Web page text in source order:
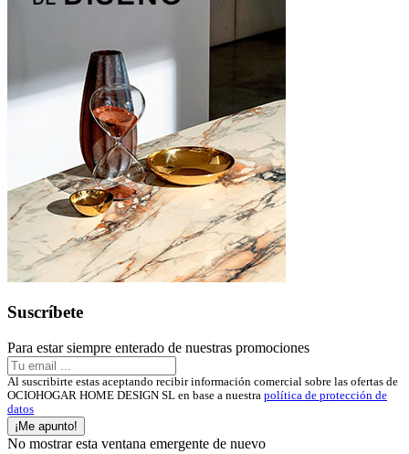
Suscríbete
Para estar siempre enterado de nuestras promociones
Al suscribirte estas aceptando recibir información comercial sobre las ofertas de
OCIOHOGAR HOME DESIGN SL en base a nuestra política de protección de
datos
¡Me apunto!
No mostrar esta ventana emergente de nuevo